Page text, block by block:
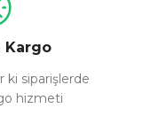
Kargo
ki siparişlerde
hizmeti